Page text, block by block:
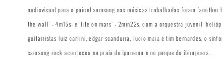
audiovisual para o painel samsung nas músicas trabalhadas foram 'another
the wall' - 4m15s; e 'life on mars' - 2min22s . com a orquestra juvenil
guitarristas luiz carlini, edgar scandurra, lucio maia e tim bernardes, o
samsung rock aconteceu na praia de ipanema e no parque do ibirapuera.